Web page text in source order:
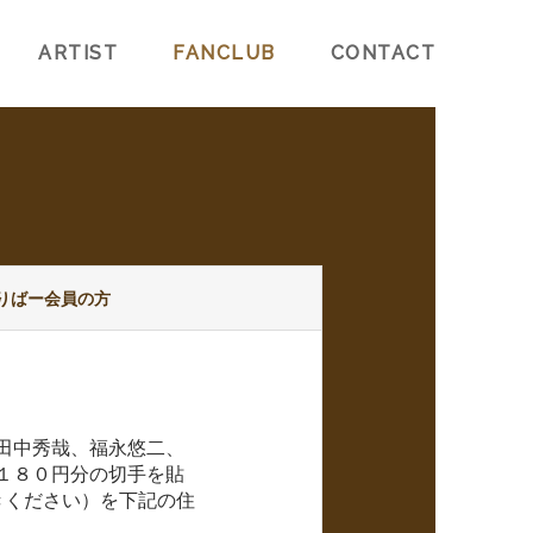
ARTIST FANCLUB CONTACT
ばー会員の方
秀哉、福永悠二、
８０円分の切手を貼
ださい）を下記の住